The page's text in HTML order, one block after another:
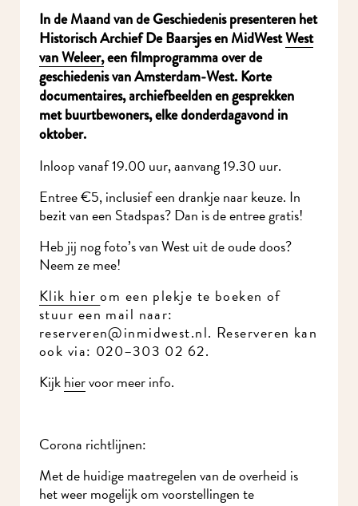
In de Maand van de Geschiedenis presenteren het
Historisch Archief De Baarsjes en MidWestWest
van Weleer,een filmprogramma over de
geschiedenis van Amsterdam-West. Korte
documentaires, archiefbeelden en gesprekken
met buurtbewoners, elke donderdagavond in
oktober.
Inloop vanaf 19.00 uur, aanvang 19.30 uur.
Entree €5, inclusief een drankje naar keuze. In
bezit van een Stadspas? Dan is de entree gratis!
Heb jij nog foto’s van West uit de oude doos?
Neem ze mee!
Klik hierom een plekje te boeken of
stuur een mail naar:
reserveren@inmidwest.nl. Reserveren kan
ook via: 020–303 02 62.
Kijkhiervoor meer info.
Corona richtlijnen:
Met de huidige maatregelen van de overheid is
het weer mogelijk om voorstellingen te